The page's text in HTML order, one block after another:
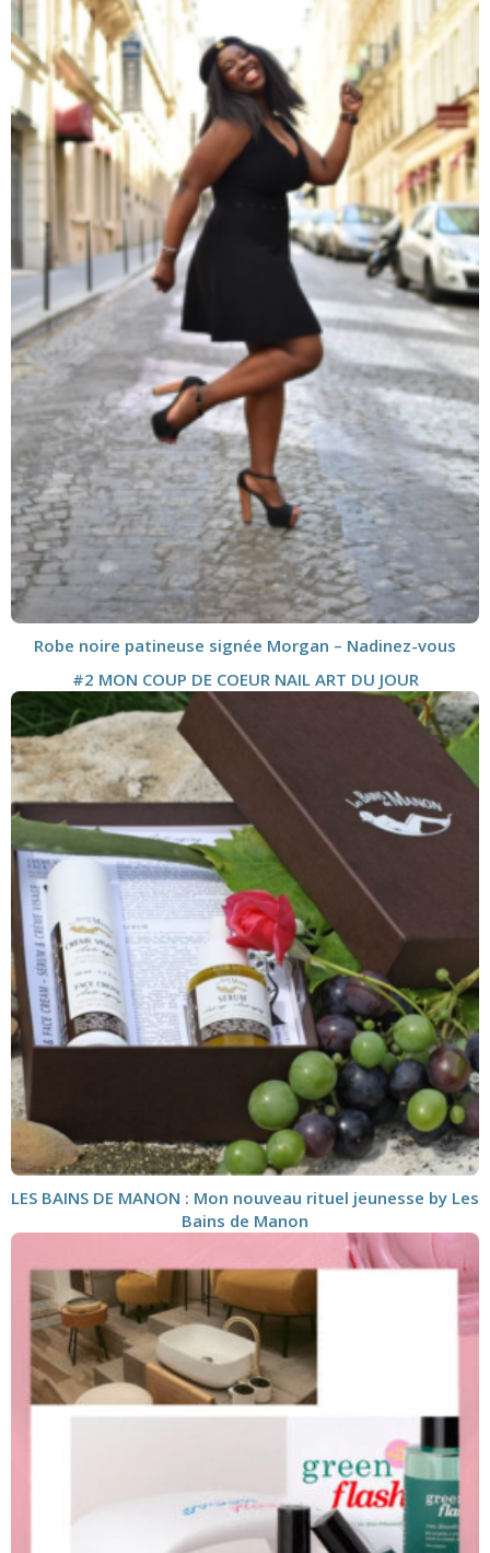
Robe noire patineuse signée Morgan – Nadinez-vous
#2 MON COUP DE COEUR NAIL ART DU JOUR
LES BAINS DE MANON : Mon nouveau rituel jeunesse by Les
Bains de Manon